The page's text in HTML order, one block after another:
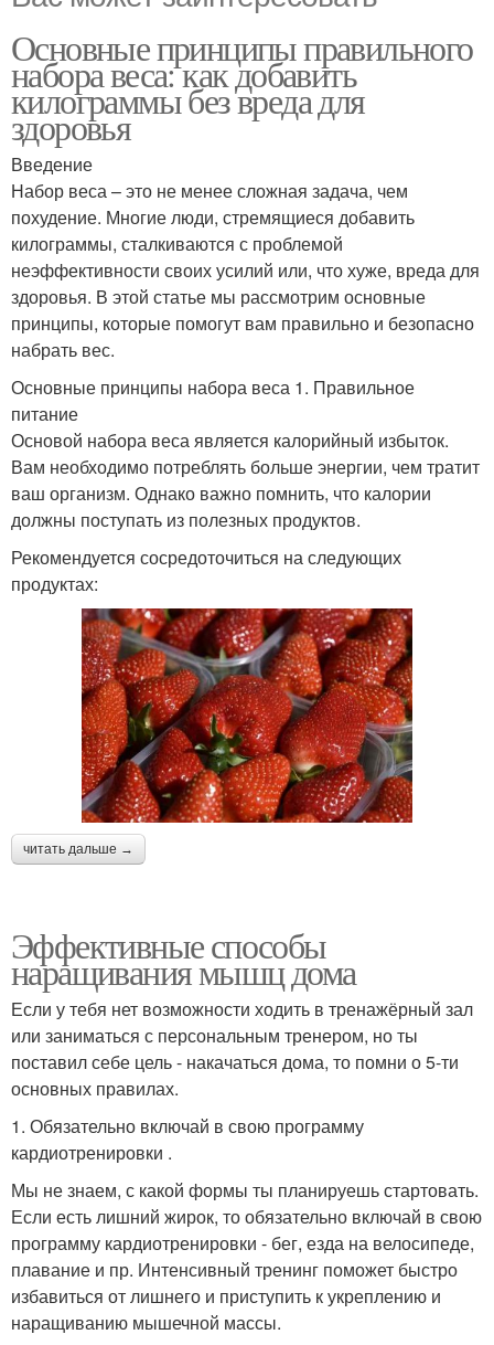
Основные принципы правильного
набора веса: как добавить
килограммы без вреда для
здоровья
Введение
Набор веса – это не менее сложная задача, чем
похудение. Многие люди, стремящиеся добавить
килограммы, сталкиваются с проблемой
неэффективности своих усилий или, что хуже, вреда для
здоровья. В этой статье мы рассмотрим основные
принципы, которые помогут вам правильно и безопасно
набрать вес.
Основные принципы набора веса 1. Правильное
питание
Основой набора веса является калорийный избыток.
Вам необходимо потреблять больше энергии, чем тратит
ваш организм. Однако важно помнить, что калории
должны поступать из полезных продуктов.
Рекомендуется сосредоточиться на следующих
продуктах:
читать дальше →
Эффективные способы
наращивания мышц дома
Если у тебя нет возможности ходить в тренажёрный зал
или заниматься с персональным тренером, но ты
поставил себе цель - накачаться дома, то помни о 5-ти
основных правилах.
1. Обязательно включай в свою программу
кардиотренировки .
Мы не знаем, с какой формы ты планируешь стартовать.
Если есть лишний жирок, то обязательно включай в свою
программу кардиотренировки - бег, езда на велосипеде,
плавание и пр. Интенсивный тренинг поможет быстро
избавиться от лишнего и приступить к укреплению и
наращиванию мышечной массы.